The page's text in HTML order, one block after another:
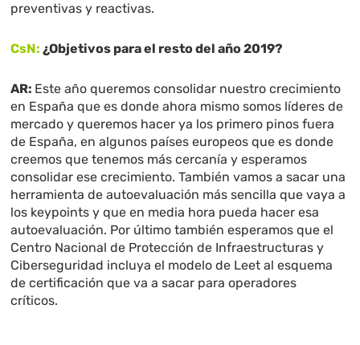
preventivas y reactivas.
CsN:¿Objetivos para el resto del año 2019?
AR: Este año queremos consolidar nuestro crecimiento
en España que es donde ahora mismo somos líderes de
mercado y queremos hacer ya los primero pinos fuera
de España, en algunos países europeos que es donde
creemos que tenemos más cercanía y esperamos
consolidar ese crecimiento. También vamos a sacar una
herramienta de autoevaluación más sencilla que vaya a
los keypoints y que en media hora pueda hacer esa
autoevaluación. Por último también esperamos que el
Centro Nacional de Protección de Infraestructuras y
Ciberseguridad incluya el modelo de Leet al esquema
de certificación que va a sacar para operadores
críticos.